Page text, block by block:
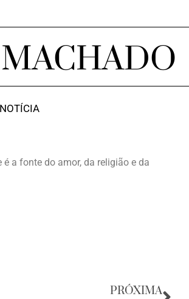
a fonte do amor, da religião e da
PRÓXIMA